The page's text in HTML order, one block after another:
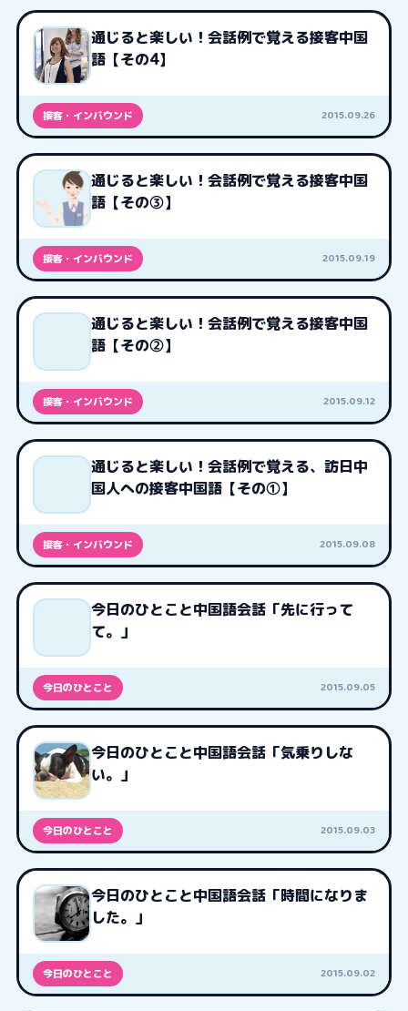
通じると楽しい！会話例で覚える接客中国
語【その4】
接客・インバウンド 2015.09.26
通じると楽しい！会話例で覚える接客中国
語【その③】
接客・インバウンド 2015.09.19
通じると楽しい！会話例で覚える接客中国
語【その②】
接客・インバウンド 2015.09.12
通じると楽しい！会話例で覚える、訪日中
国人への接客中国語【その①】
接客・インバウンド 2015.09.08
今日のひとこと中国語会話「先に行って
て。」
今日のひとこと 2015.09.05
今日のひとこと中国語会話「気乗りしな
い。」
今日のひとこと 2015.09.03
今日のひとこと中国語会話「時間になりま
した。」
今日のひとこと 2015.09.02